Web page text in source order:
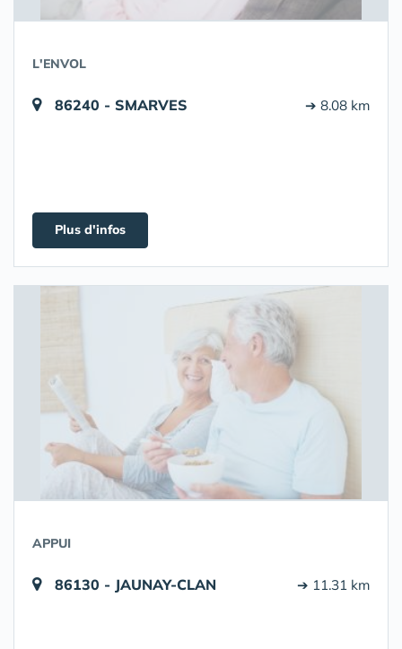
L'ENVOL
86240 - SMARVES ➔ 8.08 km
Plus d'infos
APPUI
86130 - JAUNAY-CLAN ➔ 11.31 km